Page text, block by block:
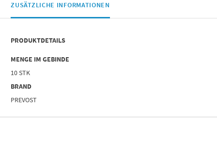
Sechskant-
Steckschlüssel
ZUSÄTZLICHE INFORMATIONEN
PRODUKTDETAILS
MENGE IM GEBINDE
10 STK
BRAND
PREVOST